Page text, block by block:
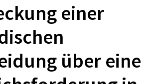
einer
über eine